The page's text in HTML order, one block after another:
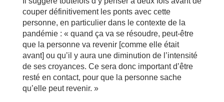
couper définitivement les ponts avec cette
personne, en particulier dans le contexte de la
pandémie : « quand ça va se résoudre, peut-être
que la personne va revenir [comme elle était
avant] ou qu’il y aura une diminution de l’intensité
de ses croyances. Ce sera donc important d’être
resté en contact, pour que la personne sache
qu’elle peut revenir. »